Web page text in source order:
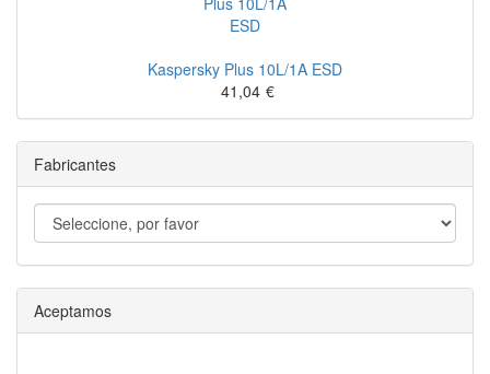
Kaspersky Plus 10L/1A ESD
41,04 €
Fabricantes
Aceptamos